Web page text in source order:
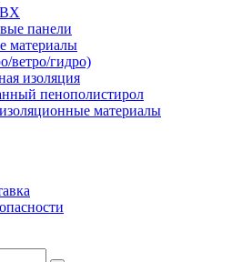
панели
материалы
ветро/гидро)
изоляция
пенополистирол
материалы